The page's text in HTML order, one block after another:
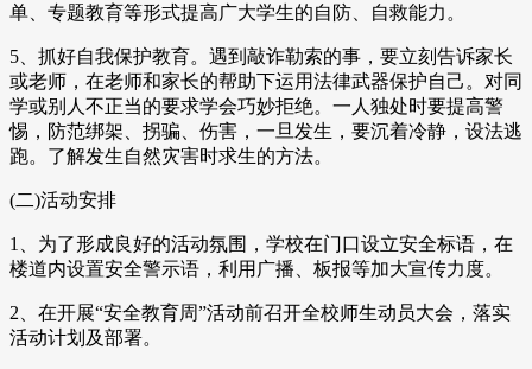
单、专题教育等形式提高广大学生的自防、自救能力。
5、抓好自我保护教育。遇到敲诈勒索的事，要立刻告诉家长
或老师，在老师和家长的帮助下运用法律武器保护自己。对同
学或别人不正当的要求学会巧妙拒绝。一人独处时要提高警
惕，防范绑架、拐骗、伤害，一旦发生，要沉着冷静，设法逃
跑。了解发生自然灾害时求生的方法。
(二)活动安排
1、为了形成良好的活动氛围，学校在门口设立安全标语，在
楼道内设置安全警示语，利用广播、板报等加大宣传力度。
2、在开展“安全教育周”活动前召开全校师生动员大会，落实
活动计划及部署。